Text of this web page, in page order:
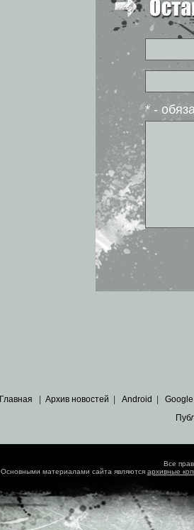
* -
Главная Архив новостей Android Google
Все
Основными материалами сайта являются архивные